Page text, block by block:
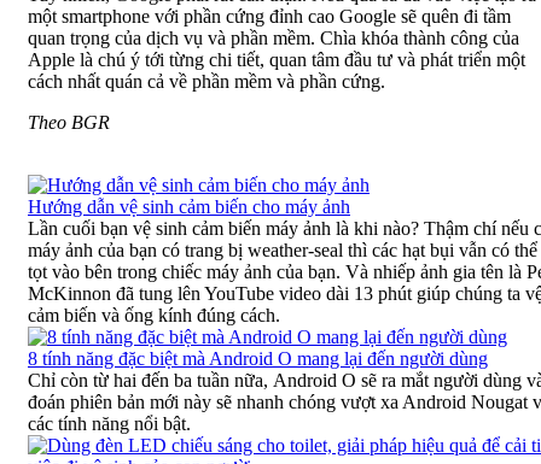
một smartphone với phần cứng đỉnh cao Google sẽ quên đi tầm
quan trọng của dịch vụ và phần mềm. Chìa khóa thành công của
Apple là chú ý tới từng chi tiết, quan tâm đầu tư và phát triển một
cách nhất quán cả về phần mềm và phần cứng.
Theo BGR
Hướng dẫn vệ sinh cảm biến cho máy ảnh
Lần cuối bạn vệ sinh cảm biến máy ảnh là khi nào? Thậm chí nếu
máy ảnh của bạn có trang bị weather-seal thì các hạt bụi vẫn có
tọt vào bên trong chiếc máy ảnh của bạn. Và nhiếp ảnh gia tên là
McKinnon đã tung lên YouTube video dài 13 phút giúp chúng ta
cảm biến và ống kính đúng cách.
8 tính năng đặc biệt mà Android O mang lại đến người dùng
Chỉ còn từ hai đến ba tuần nữa, Android O sẽ ra mắt người dùng
đoán phiên bản mới này sẽ nhanh chóng vượt xa Android Nougat
các tính năng nổi bật.